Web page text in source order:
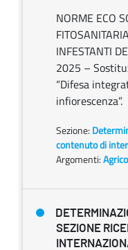
NORME ECO
INFESTANTI
2025 –
“Difesa
infiorescenza”.
Sezione:
contenuto di
Argomenti:
SEZIONE